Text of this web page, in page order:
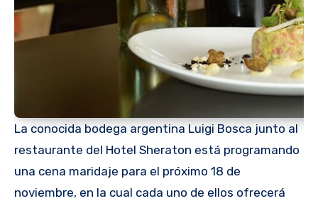
La conocida bodega argentina Luigi Bosca junto al
restaurante del Hotel Sheraton está programando
una cena maridaje para el próximo 18 de
noviembre, en la cual cada uno de ellos ofrecerá